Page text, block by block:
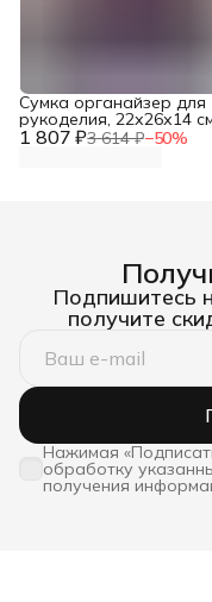
1 807 ₽3 614 ₽−50%
Сумка органайзер для
рукоделия, 22х26х14
Hobby&Pro
Подпишитесь
получите
Нажимая
обработку
получения